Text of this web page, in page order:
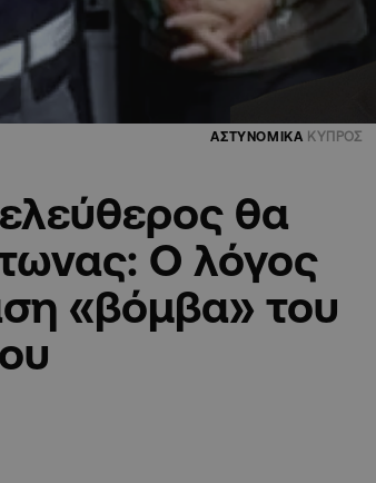
ΑΣΤΥΝΟΜΙΚΑ ΚΥΠΡΟΣ
θα
Ο λόγος
«βόμβα» του